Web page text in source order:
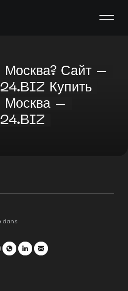
Сайт –
Купить
Москва –
dans